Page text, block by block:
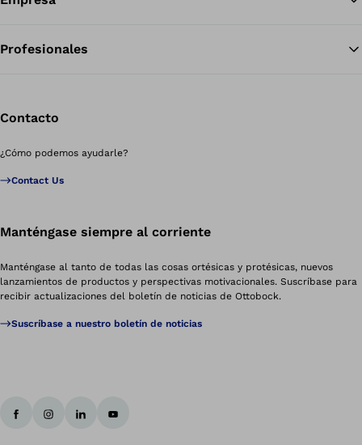
Profesionales
Contacto
¿Cómo podemos ayudarle?
Contact Us
Manténgase siempre al corriente
Manténgase al tanto de todas las cosas ortésicas y protésicas, nuevos
lanzamientos de productos y perspectivas motivacionales. Suscríbase para
recibir actualizaciones del boletín de noticias de Ottobock.
Suscríbase a nuestro boletín de noticias